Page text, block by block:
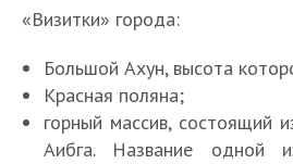
«Визитки» города:
Большой Ахун, высота
Красная поляна;
горный массив, состоящий
Аибга. Название одной